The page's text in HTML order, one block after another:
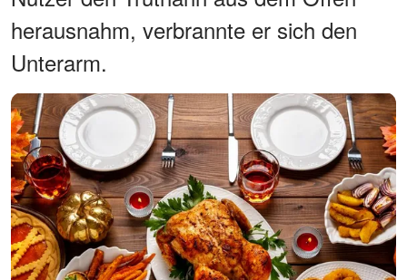
herausnahm, verbrannte er sich den
Unterarm.